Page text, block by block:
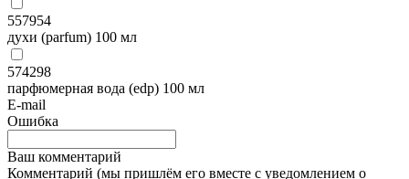
557954
духи (parfum) 100 мл
574298
парфюмерная вода (edp) 100 мл
E-mail
Ошибка
Ваш комментарий
Комментарий (мы пришлём его вместе с уведомлением о